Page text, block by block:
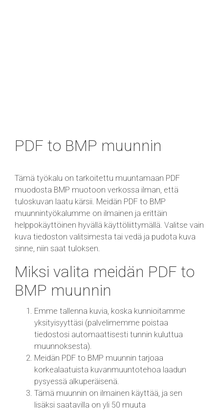
PDF to BMP muunnin
Tämä työkalu on tarkoitettu muuntamaan PDF
muodosta BMP muotoon verkossa ilman, että
tuloskuvan laatu kärsii. Meidän PDF to BMP
muunnintyökalumme on ilmainen ja erittäin
helppokäyttöinen hyvällä käyttöliittymällä. Valitse vain
kuva tiedoston valitsimesta tai vedä ja pudota kuva
sinne, niin saat tuloksen.
Miksi valita meidän PDF to
BMP muunnin
Emme tallenna kuvia, koska kunnioitamme
yksityisyyttäsi (palvelimemme poistaa
tiedostosi automaattisesti tunnin kuluttua
muunnoksesta).
Meidän PDF to BMP muunnin tarjoaa
korkealaatuista kuvanmuuntotehoa laadun
pysyessä alkuperäisenä.
Tämä muunnin on ilmainen käyttää, ja sen
lisäksi saatavilla on yli 50 muuta